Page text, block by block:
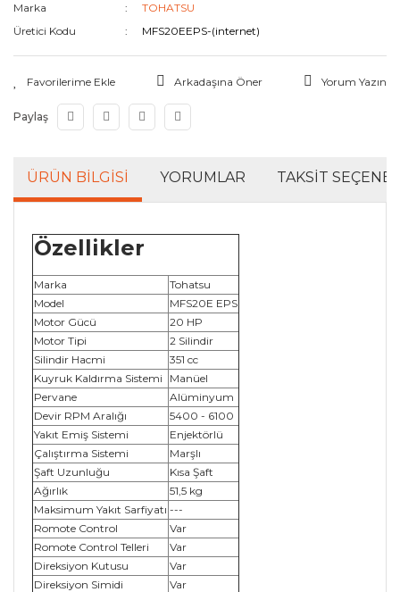
Marka
TOHATSU
Üretici Kodu
MFS20EEPS-(internet)
Arkadaşına Öner Yorum Yazın
Paylaş
ÜRÜN BILGISI YORUMLAR TAKSIT
Özellikler
Marka
Tohatsu
Model
MFS20E EPS
Motor Gücü
20 HP
Motor Tipi
2 Silindir
Silindir Hacmi
351 cc
Kuyruk Kaldırma Sistemi
Manüel
Pervane
Alüminyum
Devir RPM Aralığı
5400 - 6100
Yakıt Emiş Sistemi
Enjektörlü
Çalıştırma Sistemi
Marşlı
Şaft Uzunluğu
Kısa Şaft
Ağırlık
51,5 kg
Maksimum Yakıt Sarfiyatı ---
Romote Control
Var
Romote Control Telleri
Var
Direksiyon Kutusu
Var
Direksiyon Simidi
Var